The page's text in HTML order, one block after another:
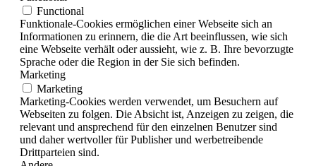
Functional
Funktionale-Cookies ermöglichen einer Webseite sich an
Informationen zu erinnern, die die Art beeinflussen, wie sich
eine Webseite verhält oder aussieht, wie z. B. Ihre bevorzugte
Sprache oder die Region in der Sie sich befinden.
Marketing
Marketing
Marketing-Cookies werden verwendet, um Besuchern auf
Webseiten zu folgen. Die Absicht ist, Anzeigen zu zeigen, die
relevant und ansprechend für den einzelnen Benutzer sind
und daher wertvoller für Publisher und werbetreibende
Drittparteien sind.